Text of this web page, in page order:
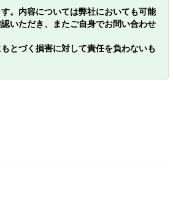
。内容については弊社においても可能
いただき、またご自身でお問い合わせ
とづく損害に対して責任を負わないも